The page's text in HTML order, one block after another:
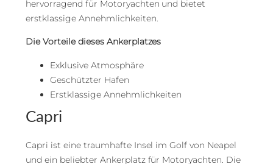
hervorragend für Motoryachten und bietet
erstklassige Annehmlichkeiten.
Die Vorteile dieses Ankerplatzes
Exklusive Atmosphäre
Geschützter Hafen
Erstklassige Annehmlichkeiten
Capri
Capri ist eine traumhafte Insel im Golf von Neapel
und ein beliebter Ankerplatz für Motoryachten. Die